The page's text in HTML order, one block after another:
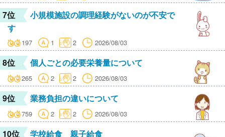
7位
小規模施設の調理経験がないのが不安で
す
197 1 2 2026/08/03
8位 個人ごとの必要栄養量について
265 2 2 2026/08/03
9位 業務負担の違いについて
759 2 2 2026/08/03
10位 学校給食 親子給食